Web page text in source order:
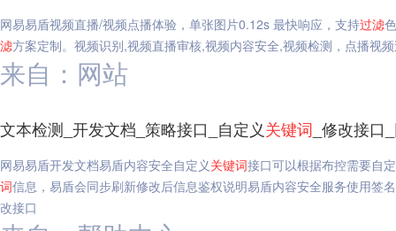
网易易盾视频直播/视频点播体验，单张图片0.12s 最快响应，支持过滤
滤方案定制。视频识别,视频直播审核,视频内容安全,视频检测，点播视
来自：网站
文本检测_开发文档_策略接口_自定义关键词 _修改接口
网易易盾开发文档易盾内容安全自定义关键词接口可以根据布控需要自
词信息，易盾会同步刷新修改后信息鉴权说明易盾内容安全服务使用签
改接口